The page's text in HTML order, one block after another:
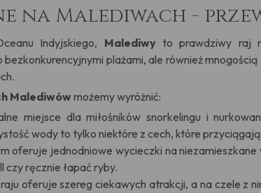
na Malediwach -
Indyjskiego, Malediwyto prawdziwy raj
plażami, ale również mnogością
Malediwówmożemy wyróżnić:
miejsce dla miłośników snorkelingu i
wody to tylko niektóre z cech, które
oferuje jednodniowe wycieczki na
czy ręcznie łapać ryby.
oferuje szereg ciekawych atrakcji, a na czele z